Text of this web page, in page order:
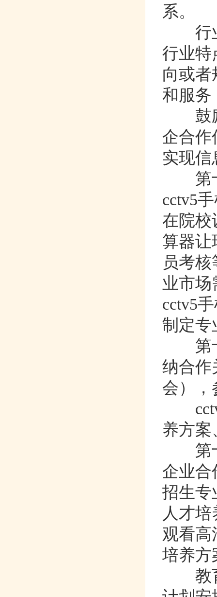
系。
行业
行业特
向或者
和服务
鼓励
企合作
实现信
第
cctv5
在院校设
算器让
员考
业市场
cctv5
制定专
第
纳合作
会）
cctv5
养方案
第
企业合
招生专
人才培
观看高
培养方
教育